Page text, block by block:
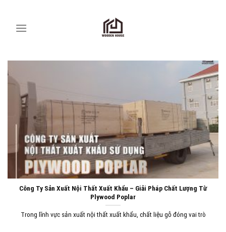
content
Công Ty Sản Xuất Nội Thất Xuất Khẩu – Giải Pháp Chất Lượng Từ
Plywood Poplar
Trong lĩnh vực sản xuất nội thất xuất khẩu, chất liệu gỗ đóng vai trò